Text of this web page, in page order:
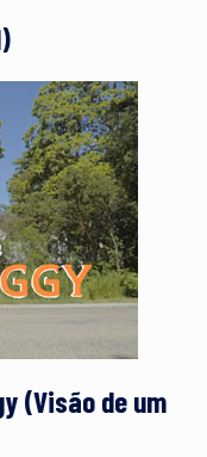
(Visão de um